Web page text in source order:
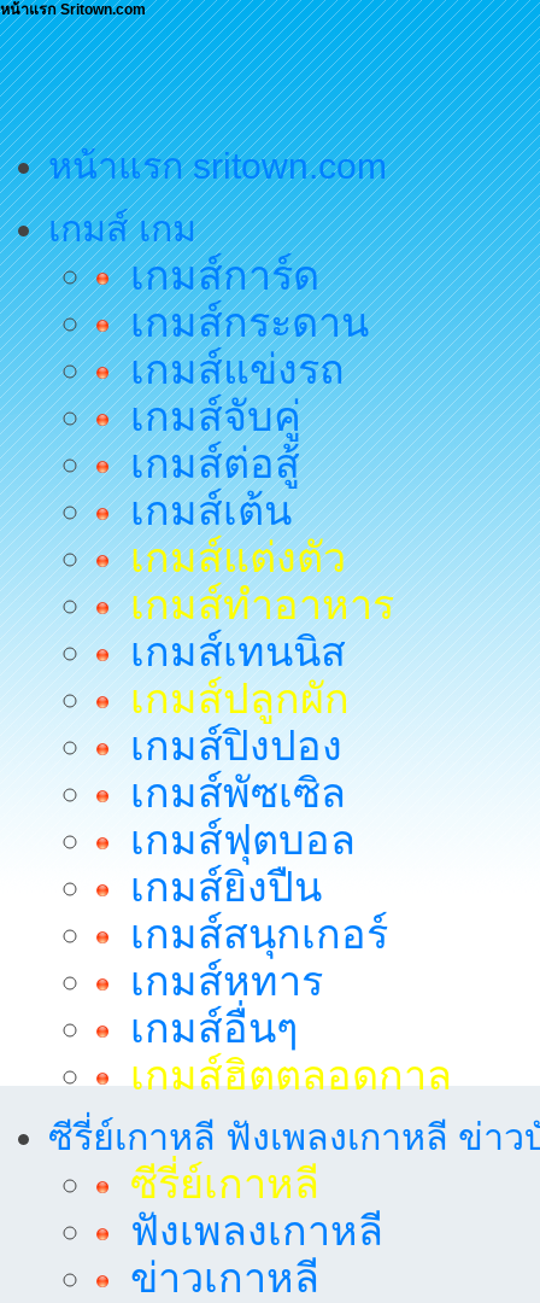
หน้าแรก Sritown.com
หน้าแรก sritown.com
เกมส์ เกม
เกมส์การ์ด
เกมส์กระดาน
เกมส์แข่งรถ
เกมส์จับคู่
เกมส์ต่อสู้
เกมส์เต้น
เกมส์แต่งตัว
เกมส์ทำอาหาร
เกมส์เทนนิส
เกมส์ปลูกผัก
เกมส์ปิงปอง
เกมส์พัซเซิล
เกมส์ฟุตบอล
เกมส์ยิงปืน
เกมส์สนุกเกอร์
เกมส์หทาร
เกมส์อื่นๆ
เกมส์ฮิตตลอดกาล
ซีรี่ย์เกาหลี ฟังเพลงเกาหลี ข่าว
ซีรี่ย์เกาหลี
ฟังเพลงเกาหลี
ข่าวเกาหลี